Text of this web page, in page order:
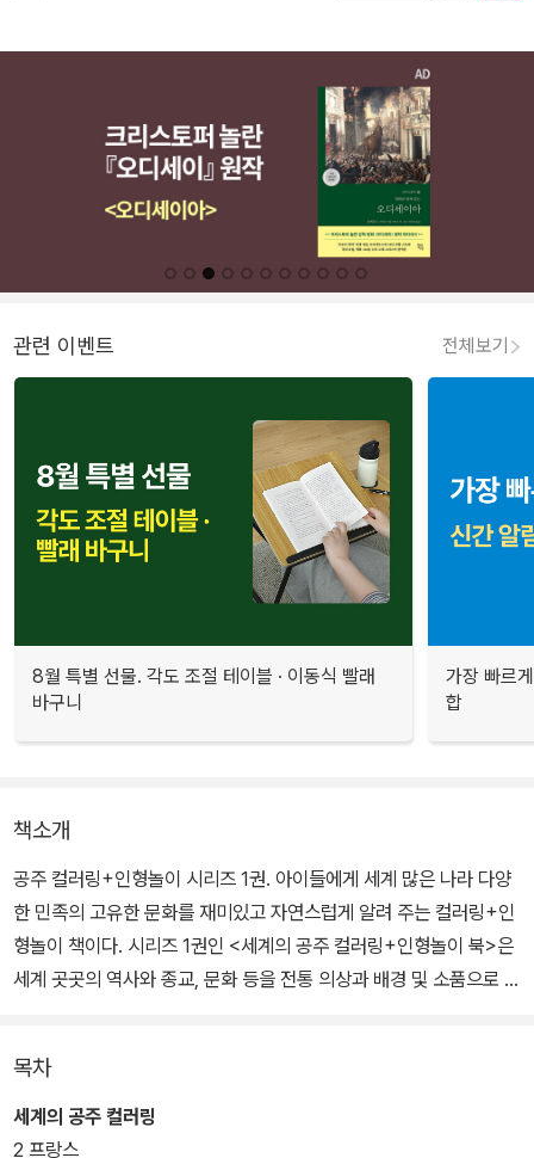
관련 이벤트 전체보기
8월 특별 선물. 각도 조절 테이블 · 이동식 빨래
바구니
가장 빠르
합
책소개
공주 컬러링+인형놀이 시리즈 1권. 아이들에게 세계 많은 나라 다양
한 민족의 고유한 문화를 재미있고 자연스럽게 알려 주는 컬러링+인
형놀이 책이다. 시리즈 1권인 <세계의 공주 컬러링+인형놀이 북>은
세계 곳곳의 역사와 종교, 문화 등을 전통 의상과 배경 및 소품으로 드
12개 나라의 전통 의상 외에도 오스트리아의 하프, 대한민국의 해태,
일본의 마네키네코, 중국의 판다, 인도의 불상, 그리스의 조각상, 이집
목차
세계의 공주 컬러링
2 프랑스